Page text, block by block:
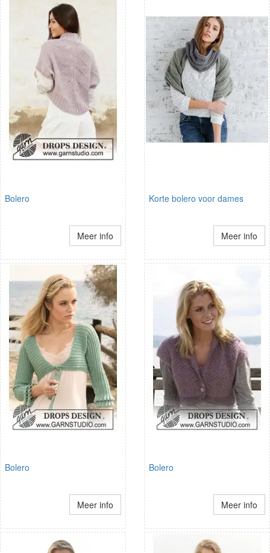
Bolero
Meer info
Korte bolero voor dames
Meer info
Bolero
Meer info
Bolero
Meer info